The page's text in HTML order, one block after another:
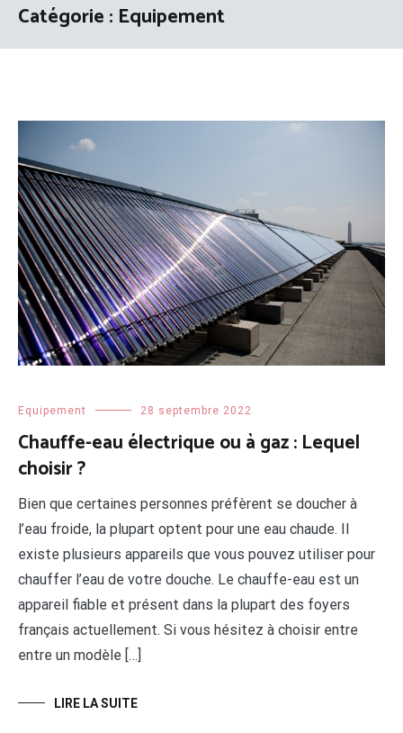
Catégorie : Equipement
Equipement 28 septembre 2022
Chauffe-eau électrique ou à gaz : Lequel
choisir ?
Bien que certaines personnes préfèrent se doucher à
l’eau froide, la plupart optent pour une eau chaude. Il
existe plusieurs appareils que vous pouvez utiliser pour
chauffer l’eau de votre douche. Le chauffe-eau est un
appareil fiable et présent dans la plupart des foyers
français actuellement. Si vous hésitez à choisir entre
entre un modèle […]
LIRE LA SUITE